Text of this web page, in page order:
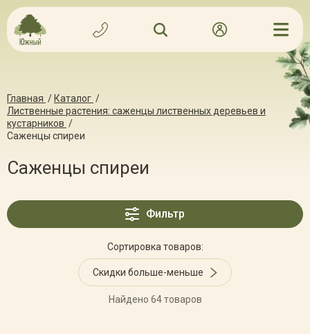
Главная / Каталог /
Лиственные растения: саженцы лиственных деревьев и
кустарников /
Саженцы спиреи
Саженцы спиреи
Фильтр
Сортировка товаров:
Скидки больше-меньше
Найдено 64 товаров